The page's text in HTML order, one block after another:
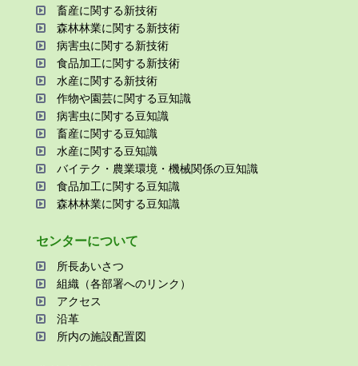
畜産に関する新技術
森林林業に関する新技術
病害⾍に関する新技術
⾷品加⼯に関する新技術
⽔産に関する新技術
作物や園芸に関する⾖知識
病害⾍に関する⾖知識
畜産に関する⾖知識
⽔産に関する⾖知識
バイテク・農業環境・機械関係の⾖知識
⾷品加⼯に関する⾖知識
森林林業に関する⾖知識
センターについて
所⻑あいさつ
組織（各部署へのリンク）
アクセス
沿⾰
所内の施設配置図